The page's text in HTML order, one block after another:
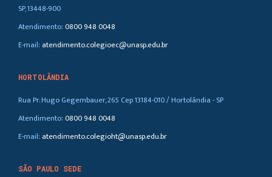
SP, 13448-900
Atendimento:0800 948 0048
E-mail: atendimento.colegioec@unasp.edu.br
HORTOLÂNDIA
Rua Pr. Hugo Gegembauer, 265 Cep 13184-010 / Hortolândia - SP
Atendimento:0800 948 0048
E-mail: atendimento.colegioht@unasp.edu.br
SÃO PAULO SEDE